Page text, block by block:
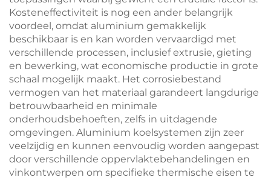
Kosteneffectiviteit is nog een ander belangrijk
voordeel, omdat aluminium gemakkelijk
beschikbaar is en kan worden vervaardigd met
verschillende processen, inclusief extrusie, gieting
en bewerking, wat economische productie in grote
schaal mogelijk maakt. Het corrosiebestand
vermogen van het materiaal garandeert langdurige
betrouwbaarheid en minimale
onderhoudsbehoeften, zelfs in uitdagende
omgevingen. Aluminium koelsystemen zijn zeer
veelzijdig en kunnen eenvoudig worden aangepast
door verschillende oppervlaktebehandelingen en
vinkontwerpen om specifieke thermische eisen te